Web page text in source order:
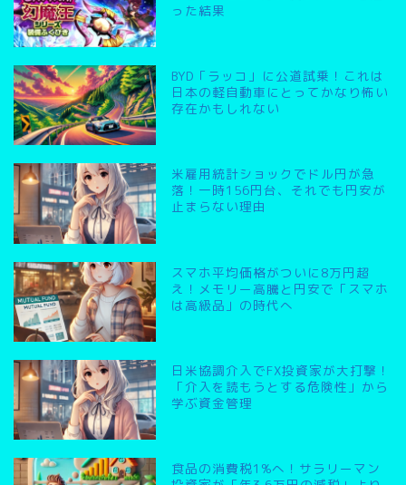
った結果
BYD「ラッコ」に公道試乗！これは
日本の軽自動車にとってかなり怖い
存在かもしれない
米雇用統計ショックでドル円が急
落！一時156円台、それでも円安が
止まらない理由
スマホ平均価格がついに8万円超
え！メモリー高騰と円安で「スマホ
は高級品」の時代へ
日米協調介入でFX投資家が大打撃！
「介入を読もうとする危険性」から
学ぶ資金管理
食品の消費税1%へ！サラリーマン